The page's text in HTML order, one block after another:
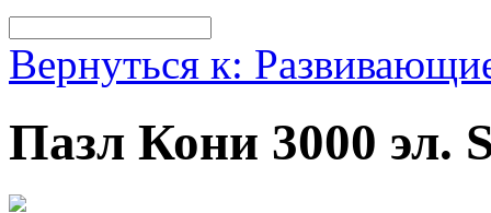
Вернуться к:
Пазл Кони 3000 эл.